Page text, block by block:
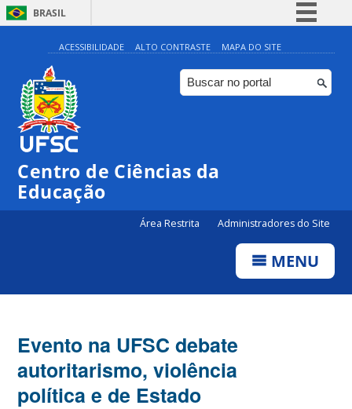
BRASIL
Simplifique!
Comunica BR
Participe
ACESSIBILIDADE ALTO CONTRASTE MAPA DO SITE
Centro de Ciências da
Educação
Área Restrita Administradores do Site
MENU
Evento na UFSC debate
autoritarismo, violência
política e de Estado